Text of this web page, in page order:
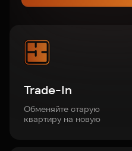
Trade-In
Обменяйте старую
квартиру на новую